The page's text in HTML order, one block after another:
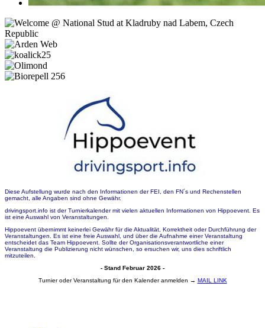
Diese Aufstellung wurde nach den Informationen der FEI, den FN´s und Rechenstellen
gemacht, alle Angaben sind ohne Gewähr.
drivingsport.info ist der Turnierkalender mit vielen aktuellen Informationen von Hippoevent. Es
ist eine Auswahl von Veranstaltungen.
Hippoevent übernimmt keinerlei Gewähr für die Aktualität, Korrektheit oder Durchführung der
Veranstaltungen. Es ist eine freie Auswahl, und über die Aufnahme einer Veranstaltung
entscheidet das Team Hippoevent. Sollte der Organisationsverantwortliche einer
Veranstaltung die Publizierung nicht wünschen, so ersuchen wir, uns dies schriftlich
mitzuteilen.
- Stand Februar 2026 -
Turnier oder Veranstaltung für den Kalender anmelden → MAIL LINK